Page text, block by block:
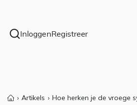
InloggenRegistreer
Artikels Hoe herken je de vroege